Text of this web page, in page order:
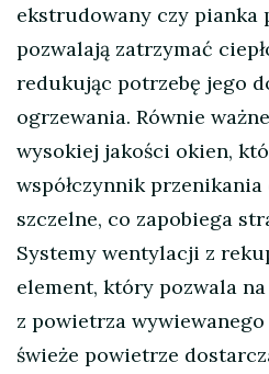
ekstrudowany czy pianka
pozwalają zatrzymać
redukując potrzebę jego
ogrzewania. Równie
wysokiej jakości okien,
współczynnik przenikania
szczelne, co zapobiega
Systemy wentylacji z
element, który pozwala
z powietrza
świeże powietrze